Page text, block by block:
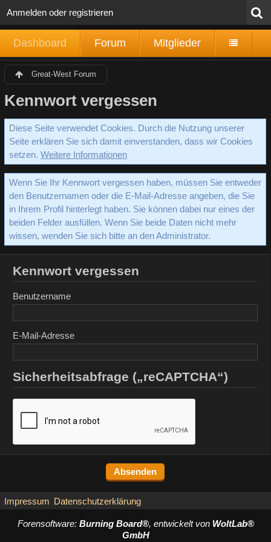
Anmelden oder registrieren
Dashboard Forum Mitglieder
Great-West Forum
Kennwort vergessen
Diese Seite verwendet Cookies. Durch die Nutzung unserer
Seite erklären Sie sich damit einverstanden, dass wir Cookies
setzen. Weitere Informationen
Wenn Sie Ihr Kennwort vergessen haben, müssen Sie entweder
den Benutzernamen oder die E-Mail-Adresse angeben, die Sie
in Ihrem Profil hinterlegt haben. Sie können dabei nur eines der
beiden Felder ausfüllen. Wenn Sie beide Daten nicht mehr
wissen, wenden Sie sich bitte an den Administrator.
Kennwort vergessen
Benutzername
E-Mail-Adresse
Sicherheitsabfrage („reCAPTCHA“)
Impressum Datenschutzerklärung
Forensoftware: Burning Board®, entwickelt von WoltLab®
GmbH